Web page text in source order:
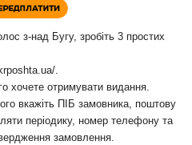
з-над Бугу, зробіть 3 простих
.
хочете отримувати видання.
вкажіть ПІБ замовника, поштову
періодику, номер телефону та
замовлення.